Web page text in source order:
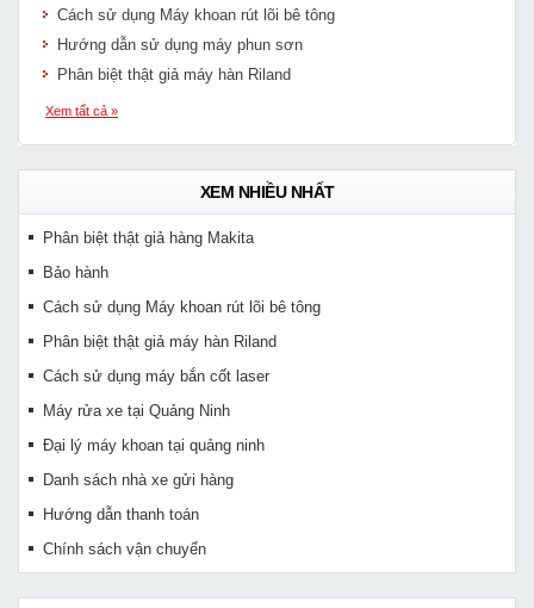
Cách sử dụng Máy khoan rút lõi bê tông
Hướng dẫn sử dụng máy phun sơn
Phân biệt thật giả máy hàn Riland
Xem tất cả »
XEM NHIỀU NHẤT
Phân biệt thật giả hàng Makita
Bảo hành
Cách sử dụng Máy khoan rút lõi bê tông
Phân biệt thật giả máy hàn Riland
Cách sử dụng máy bắn cốt laser
Máy rửa xe tại Quảng Ninh
Đại lý máy khoan tại quảng ninh
Danh sách nhà xe gửi hàng
Hướng dẫn thanh toán
Chính sách vận chuyển